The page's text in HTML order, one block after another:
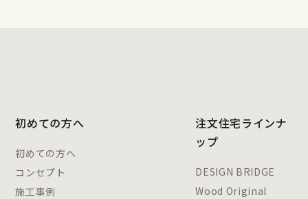
初めての方へ
初めての方へ
コンセプト
施工事例
注文住宅ラインナ
ップ
DESIGN BRIDGE
Wood Original